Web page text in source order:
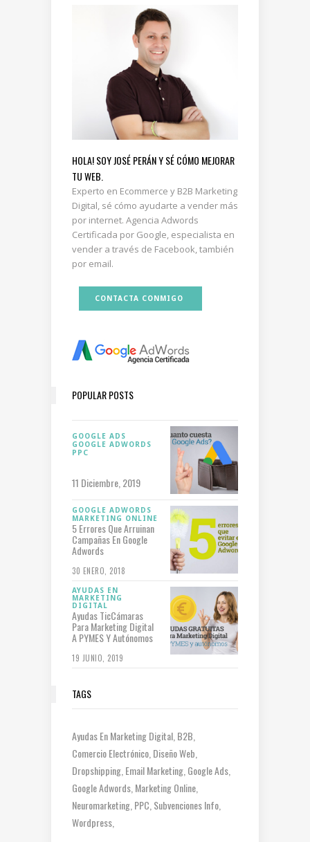
HOLA! SOY JOSÉ PERÁN Y SÉ CÓMO MEJORAR
TU WEB.
Experto en Ecommerce y B2B Marketing
Digital, sé cómo ayudarte a vender más
por internet. Agencia Adwords
Certificada por Google, especialista en
vender a través de Facebook, también
por email.
CONTACTA CONMIGO
POPULAR POSTS
GOOGLE ADS
GOOGLE ADWORDS
PPC
11 Diciembre, 2019
GOOGLE ADWORDS
MARKETING ONLINE
5 Errores Que Arruinan
Campañas En Google
Adwords
30 ENERO, 2018
AYUDAS EN
MARKETING
DIGITAL
Ayudas TicCámaras
Para Marketing Digital
A PYMES Y Autónomos
19 JUNIO, 2019
TAGS
Ayudas En Marketing Digital B2B
Comercio Electrónico Diseño Web
Dropshipping Email Marketing Google Ads
Google Adwords Marketing Online
Neuromarketing PPC Subvenciones Info
Wordpress